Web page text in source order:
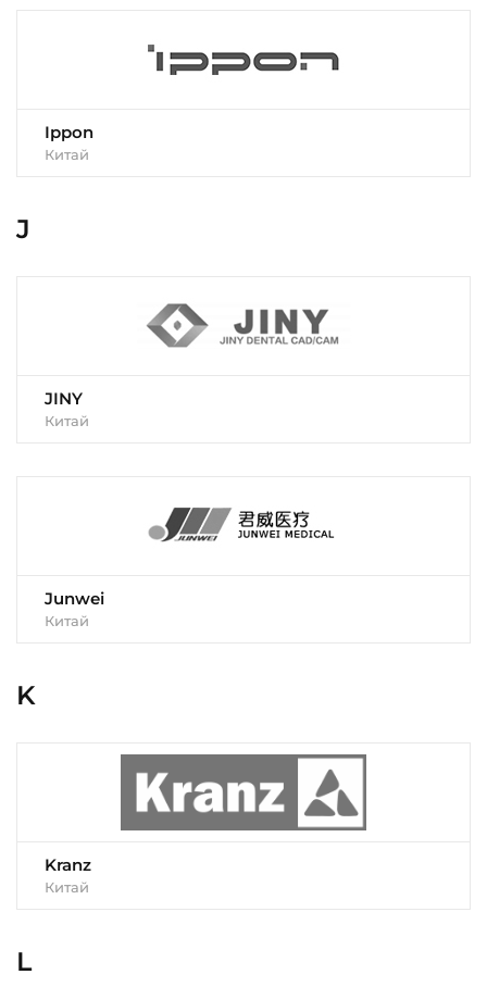
Ippon
Китай
J
JINY
Китай
Junwei
Китай
K
Kranz
Китай
L